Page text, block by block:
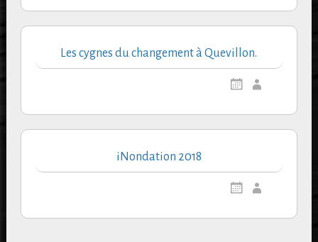
Les cygnes du changement à Quevillon.
iNondation 2018